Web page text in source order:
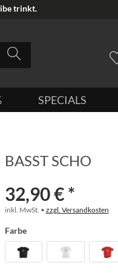
trinkt.
SPECIALS
BASST SCHO
32,90 € *
inkl. MwSt. • zzgl. Versandkosten
Farbe